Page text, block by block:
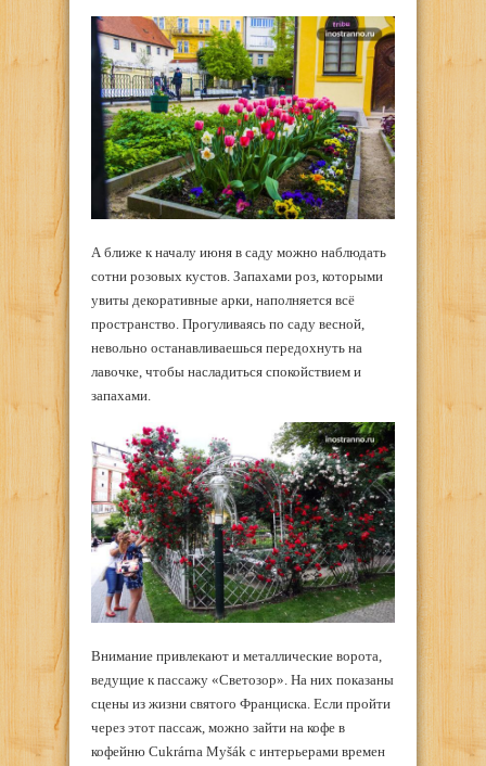
А ближе к началу июня в саду можно наблюдать
сотни розовых кустов. Запахами роз, которыми
увиты декоративные арки, наполняется всё
пространство. Прогуливаясь по саду весной,
невольно останавливаешься передохнуть на
лавочке, чтобы насладиться спокойствием и
запахами.
Внимание привлекают и металлические ворота,
ведущие к пассажу «Светозор». На них показаны
сцены из жизни святого Франциска. Если пройти
через этот пассаж, можно зайти на кофе в
кофейню Cukrárna Myšák с интерьерами времен